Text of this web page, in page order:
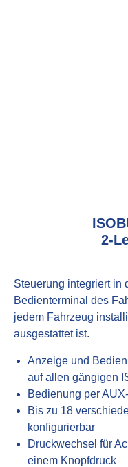
2-
Steuerung integriert in
Bedienterminal des
jedem Fahrzeug
ausgestattet ist.
Anzeige und
auf allen gängigen
Bedienung per
Bis zu 18
konfigurierbar
Druckwechsel für
einem Knopfdruck